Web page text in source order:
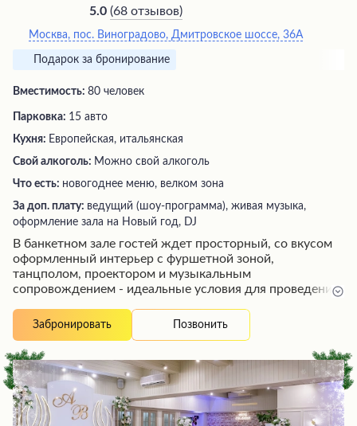
5.0 (68 отзывов)
Москва, пос. Виноградово, Дмитровское шоссе, 36А
Подарок за бронирование
Вместимость: 80 человек
Парковка: 15 авто
Кухня: Европейская, итальянская
Свой алкоголь: Можно свой алкоголь
Что есть: новогоднее меню, велком зона
За доп. плату: ведущий (шоу-программа), живая музыка,
оформление зала на Новый год, DJ
В банкетном зале гостей ждет просторный, со вкусом
оформленный интерьер с фуршетной зоной,
танцполом, проектором и музыкальным
сопровождением - идеальные условия для проведения
профессионализм обслуживающего персонала,
внимательное отношение к клиентам и вкусную,
качественно приготовленную еду. Здесь работают
опытные специалисты, готовые организовать
мероприятие на высоком уровне по демократичной
цене, обеспечив гостям незабываемый праздник.
Забронировать Позвонить